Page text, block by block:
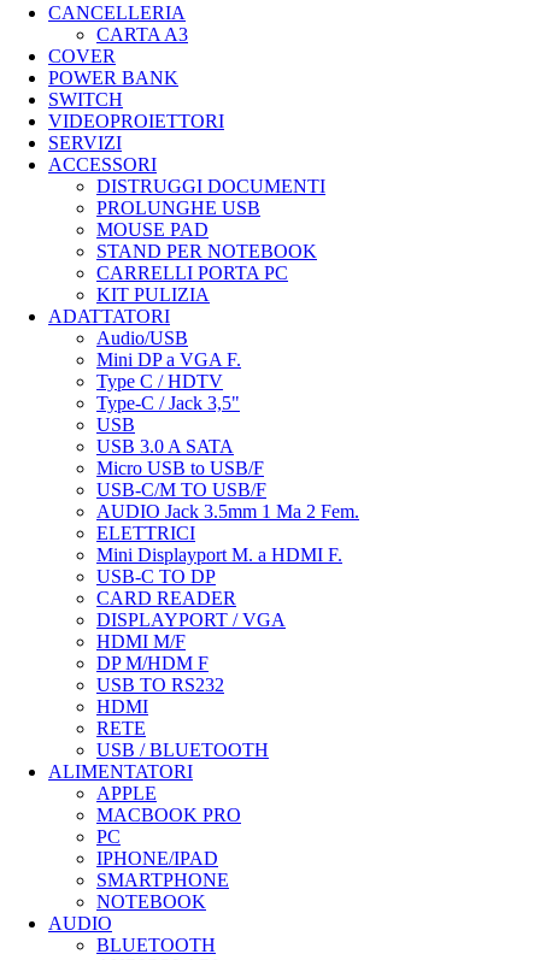
CANCELLERIA
CARTA A3
COVER
POWER BANK
SWITCH
VIDEOPROIETTORI
SERVIZI
ACCESSORI
DISTRUGGI DOCUMENTI
PROLUNGHE USB
MOUSE PAD
STAND PER NOTEBOOK
CARRELLI PORTA PC
KIT PULIZIA
ADATTATORI
Audio/USB
Mini DP a VGA F.
Type C / HDTV
Type-C / Jack 3,5"
USB
USB 3.0 A SATA
Micro USB to USB/F
USB-C/M TO USB/F
AUDIO Jack 3.5mm 1 Ma 2 Fem.
ELETTRICI
Mini Displayport M. a HDMI F.
USB-C TO DP
CARD READER
DISPLAYPORT / VGA
HDMI M/F
DP M/HDM F
USB TO RS232
HDMI
RETE
USB / BLUETOOTH
ALIMENTATORI
APPLE
MACBOOK PRO
PC
IPHONE/IPAD
SMARTPHONE
NOTEBOOK
AUDIO
BLUETOOTH